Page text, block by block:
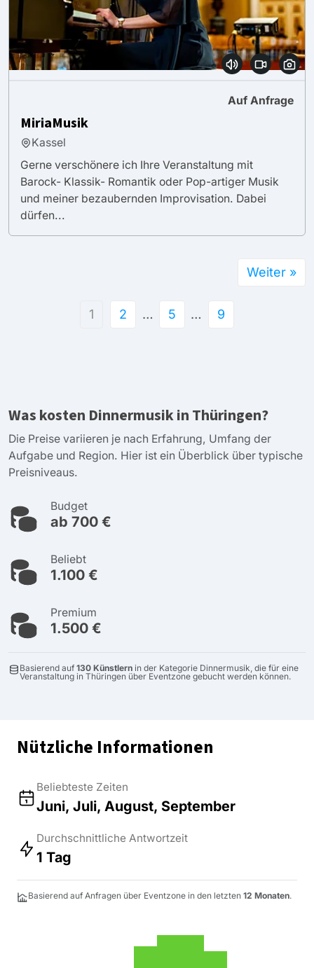
Auf Anfrage
MiriaMusik
Kassel
Gerne verschönere ich Ihre Veranstaltung mit
Barock- Klassik- Romantik oder Pop-artiger Musik
und meiner bezaubernden Improvisation. Dabei
dürfen...
1 2 … 5 … 9
Weiter »
Was kosten Dinnermusik in Thüringen?
Die Preise variieren je nach Erfahrung, Umfang der
Aufgabe und Region. Hier ist ein Überblick über typische
Preisniveaus.
Budget
ab 700 €
Beliebt
1.100 €
Premium
1.500 €
Basierend auf 130 Künstlern in der Kategorie Dinnermusik, die für eine
Veranstaltung in Thüringen über Eventzone gebucht werden können.
Nützliche Informationen
Beliebteste Zeiten
Juni, Juli, August, September
Durchschnittliche Antwortzeit
1 Tag
Basierend auf Anfragen über Eventzone in den letzten 12 Monaten.